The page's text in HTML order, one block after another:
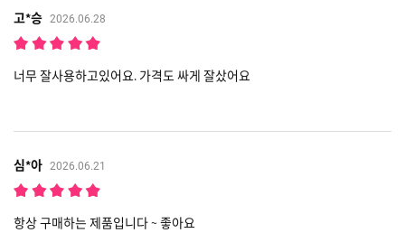
고*승 2026.06.28
너무 잘사용하고있어요. 가격도 싸게 잘샀어요
심*아 2026.06.21
항상 구매하는 제품입니다 ~ 좋아요